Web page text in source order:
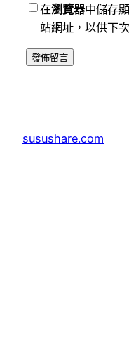
在瀏覽器中儲存
站網址，以供下
susushare.com